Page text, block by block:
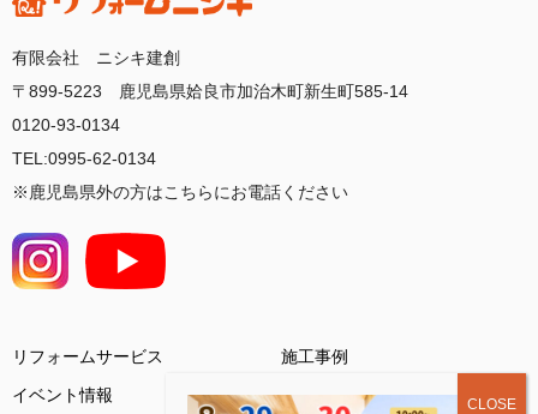
有限会社 ニシキ建創
〒899-5223 鹿児島県姶良市加治木町新生町585-14
0120-93-0134
TEL:0995-62-0134
※鹿児島県外の方はこちらにお電話ください
リフォームサービス
施工事例
イベント情報